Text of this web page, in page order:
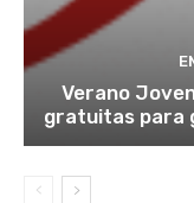
Verano
gratuitas para